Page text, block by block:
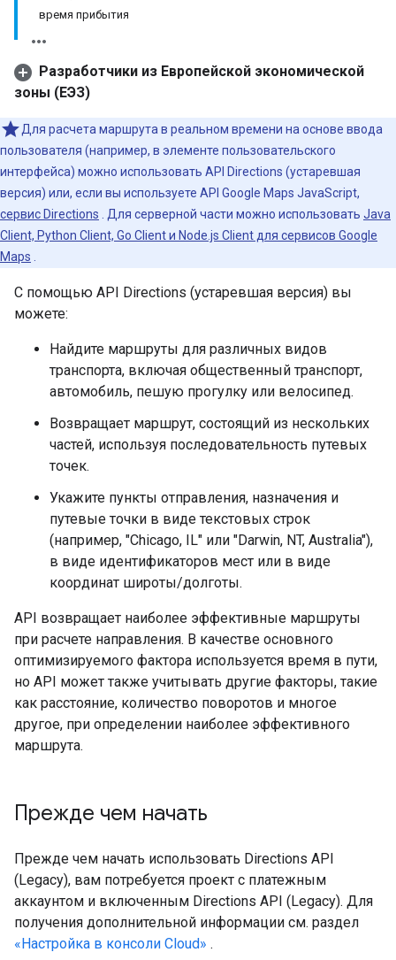
время прибытия
Разработчики из Европейской экономической
зоны (ЕЭЗ)
Для расчета маршрута в реальном времени на основе ввода
пользователя (например, в элементе пользовательского
интерфейса) можно использовать API Directions (устаревшая
версия) или, если вы используете API Google Maps JavaScript,
сервис Directions . Для серверной части можно использовать Java
Client, Python Client, Go Client и Node.js Client для сервисов Google
Maps
С помощью API Directions (устаревшая версия) вы
можете:
Найдите маршруты для различных видов
транспорта, включая общественный транспорт,
автомобиль, пешую прогулку или велосипед.
Возвращает маршрут, состоящий из нескольких
частей, используя последовательность путевых
точек.
Укажите пункты отправления, назначения и
путевые точки в виде текстовых строк
(например, "Chicago, IL" или "Darwin, NT, Australia"),
в виде идентификаторов мест или в виде
координат широты/долготы.
API возвращает наиболее эффективные маршруты
при расчете направления. В качестве основного
оптимизируемого фактора используется время в пути,
но API может также учитывать другие факторы, такие
как расстояние, количество поворотов и многое
другое, при определении наиболее эффективного
маршрута.
Прежде чем начать
Прежде чем начать использовать Directions API
(Legacy), вам потребуется проект с платежным
аккаунтом и включенным Directions API (Legacy). Для
получения дополнительной информации см. раздел
«Настройка в консоли Cloud» .